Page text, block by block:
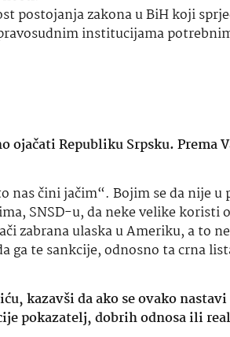
postojanja zakona u BiH koji
institucijama
ojačati Republiku Srpsku. Prema
nas čini jačim“. Bojim se da nije
SNSD-u, da neke velike koristi
zabrana ulaska u Ameriku, a to
ga te sankcije, odnosno ta crna
kazavši da ako se ovako
pokazatelj, dobrih odnosa ili